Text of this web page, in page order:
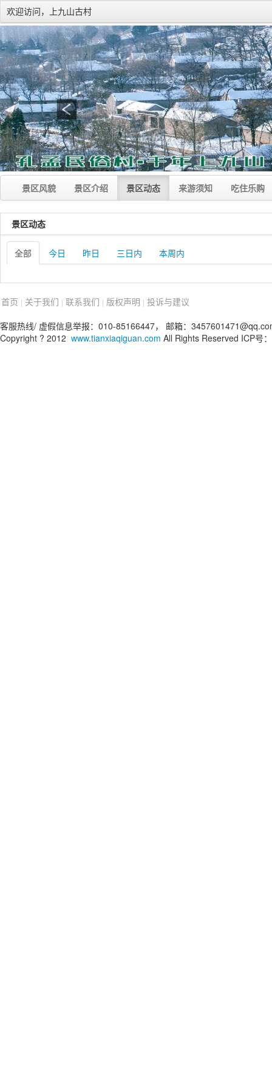
欢迎访问，上九山古村
景区风貌 景区介绍 景区动态 来游须知 吃住乐购
景区动态
全部 今日 昨日 三日内 本周内
首页 | 关于我们 | 联系我们 | 版权声明 | 投诉与建议
客服热线/ 虚假信息举报：010-85166447， 邮箱：
Copyright ? 2012 www.tianxiaqiguan.com All Rights Reserved ICP号：